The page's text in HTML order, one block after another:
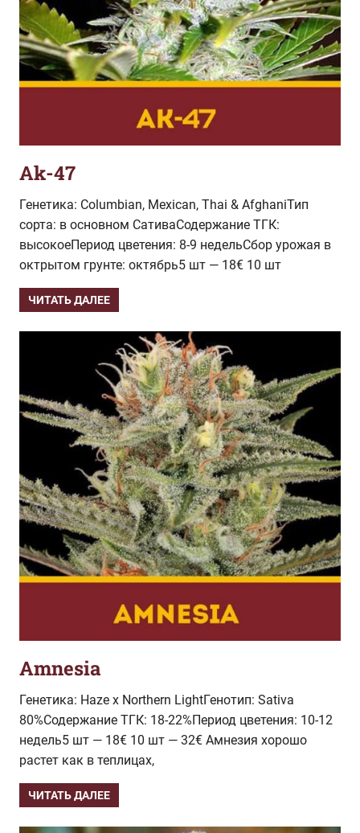
Ak-47
Генетика: Columbian, Mexican, Thai & AfghaniТип
сорта: в основном СативаСодержание ТГК:
высокоеПериод цветения: 8-9 недельСбор урожая в
октрытом грунте: октябрь5 шт — 18€ 10 шт
ЧИТАТЬ ДАЛЕЕ
Amnesia
Генетика: Haze x Northern LightГенотип: Sativa
80%Содержание ТГК: 18-22%Период цветения: 10-12
недель5 шт — 18€ 10 шт — 32€ Амнезия хорошо
растет как в теплицах,
ЧИТАТЬ ДАЛЕЕ